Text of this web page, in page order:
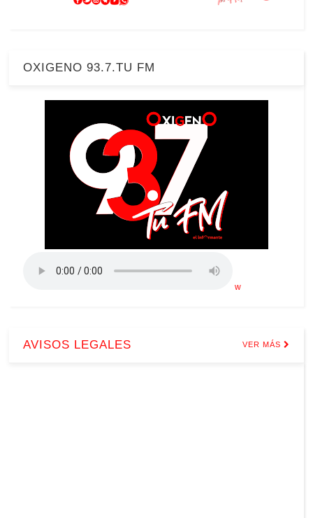
OXIGENO 93.7.TU FM
w
AVISOS LEGALES VER MÁS